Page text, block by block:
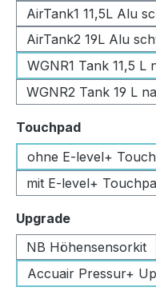
AirTank1 11,5L Alu
AirTank2 19L Alu
WGNR1 Tank 11,5 L
WGNR2 Tank 19 L
Touchpadauswählen
ohne E-level+
mit E-level+
Upgradeauswählen
NB Höhensensorkit
Accuair Pressur+